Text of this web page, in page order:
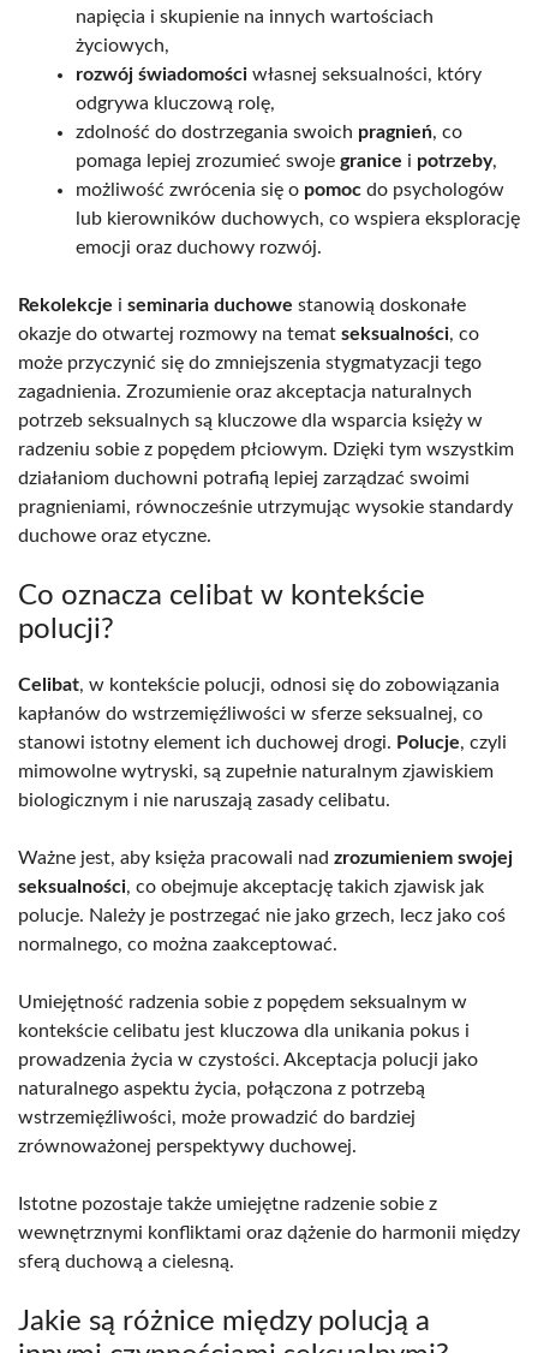
napięcia i skupienie na innych wartościach
życiowych,
rozwój świadomości własnej seksualności, który
odgrywa kluczową rolę,
zdolność do dostrzegania swoich pragnień, co
pomaga lepiej zrozumieć swoje granice i potrzeby,
możliwość zwrócenia się o pomoc do psychologów
lub kierowników duchowych, co wspiera eksplorację
emocji oraz duchowy rozwój.
Rekolekcje i seminaria duchowe stanowią doskonałe
okazje do otwartej rozmowy na temat seksualności, co
może przyczynić się do zmniejszenia stygmatyzacji tego
zagadnienia. Zrozumienie oraz akceptacja naturalnych
potrzeb seksualnych są kluczowe dla wsparcia księży w
radzeniu sobie z popędem płciowym. Dzięki tym wszystkim
działaniom duchowni potrafią lepiej zarządzać swoimi
pragnieniami, równocześnie utrzymując wysokie standardy
duchowe oraz etyczne.
Co oznacza celibat w kontekście
polucji?
Celibat, w kontekście polucji, odnosi się do zobowiązania
kapłanów do wstrzemięźliwości w sferze seksualnej, co
stanowi istotny element ich duchowej drogi. Polucje, czyli
mimowolne wytryski, są zupełnie naturalnym zjawiskiem
biologicznym i nie naruszają zasady celibatu.
Ważne jest, aby księża pracowali nad zrozumieniem swojej
seksualności, co obejmuje akceptację takich zjawisk jak
polucje. Należy je postrzegać nie jako grzech, lecz jako coś
normalnego, co można zaakceptować.
Umiejętność radzenia sobie z popędem seksualnym w
kontekście celibatu jest kluczowa dla unikania pokus i
prowadzenia życia w czystości. Akceptacja polucji jako
naturalnego aspektu życia, połączona z potrzebą
wstrzemięźliwości, może prowadzić do bardziej
zrównoważonej perspektywy duchowej.
Istotne pozostaje także umiejętne radzenie sobie z
wewnętrznymi konfliktami oraz dążenie do harmonii między
sferą duchową a cielesną.
Jakie są różnice między polucją a